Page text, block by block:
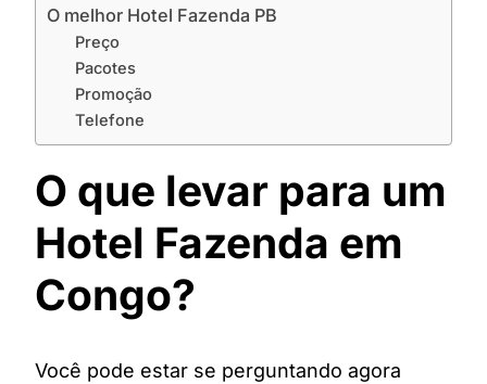
O melhor Hotel Fazenda PB
Preço
Pacotes
Promoção
Telefone
O que levar para um
Hotel Fazenda em
Congo?
Você pode estar se perguntando agora